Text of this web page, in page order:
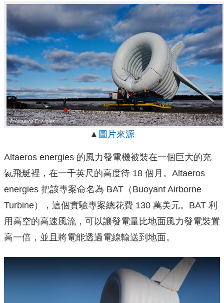
▲ 圖片來源
Altaeros energies 的風力發電機被裝在一個巨大的充
氦飛艇裡，在一千英尺的高度待 18 個月。Altaeros
energies 把該專案命名為 BAT（Buoyant Airborne
Turbine），這個實驗專案總花費 130 萬美元。BAT 利
用高空的高速風流，可以讓發電量比地面風力發電裝置
高一倍，並且將電能透過電線輸送到地面。